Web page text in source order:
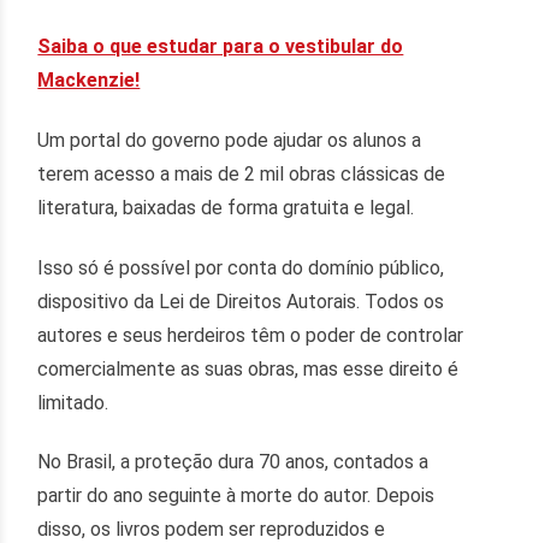
Saiba o que estudar para o vestibular do
Mackenzie!
Um portal do governo pode ajudar os alunos a
terem acesso a mais de 2 mil obras clássicas de
literatura, baixadas de forma gratuita e legal.
Isso só é possível por conta do domínio público,
dispositivo da Lei de Direitos Autorais. Todos os
autores e seus herdeiros têm o poder de controlar
comercialmente as suas obras, mas esse direito é
limitado.
No Brasil, a proteção dura 70 anos, contados a
partir do ano seguinte à morte do autor. Depois
disso, os livros podem ser reproduzidos e